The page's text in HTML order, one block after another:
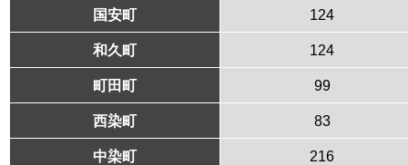
国安町 124
和久町 124
町田町 99
西染町 83
中染町 216